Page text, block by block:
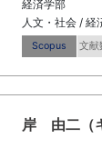
経済学部
人文・社会 / 経
Scopus 文献
岸 由二（